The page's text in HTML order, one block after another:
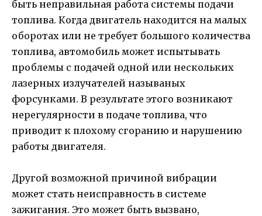
быть неправильная работа системы подачи
топлива. Когда двигатель находится на малых
оборотах или не требует большого количества
топлива, автомобиль может испытывать
проблемы с подачей одной или нескольких
лазерных излучателей называных
форсунками. В результате этого возникают
нерегулярности в подаче топлива, что
приводит к плохому сгоранию и нарушению
работы двигателя.
Другой возможной причиной вибрации
может стать неисправность в системе
зажигания. Это может быть вызвано,